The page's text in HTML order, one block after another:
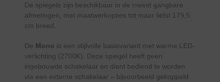
De spiegels zijn beschikbaar in de meest gangbare
afmetingen, met maatwerkopties tot maar liefst 179,5
cm breed.
De Mono is een stijlvolle basisvariant met warme LED-
verlichting (2700K). Deze spiegel heeft geen
ingebouwde schakelaar en dient bediend te worden
via een externe schakelaar – bijvoorbeeld gekoppeld